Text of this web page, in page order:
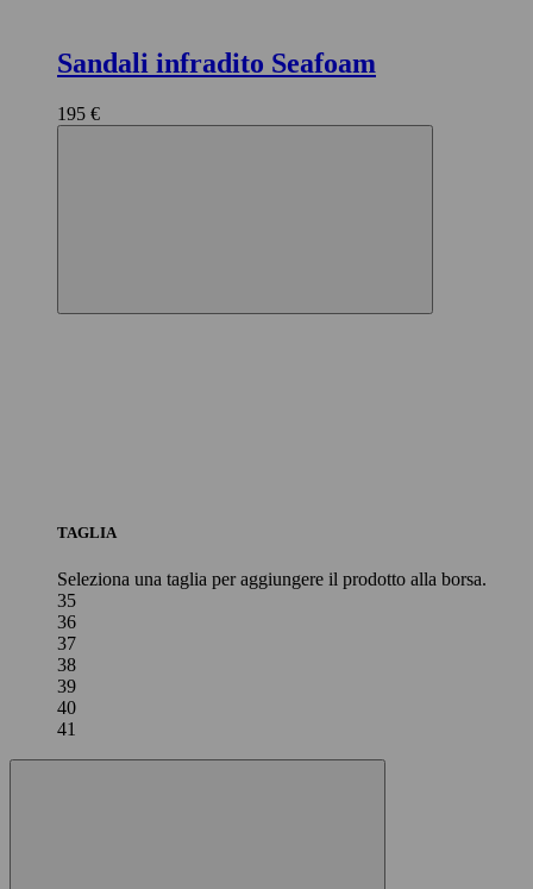
Sandali infradito Seafoam
195 €
TAGLIA
Seleziona una taglia per aggiungere il prodotto alla borsa.
35
36
37
38
39
40
41